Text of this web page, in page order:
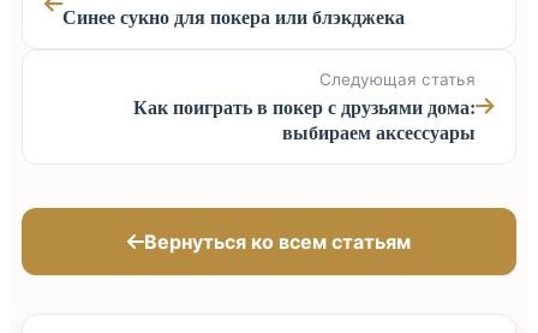
Синее сукно для покера или блэкджека
Следующая статья
Как поиграть в покер с друзьями дома:
выбираем аксессуары
Вернуться ко всем статьям